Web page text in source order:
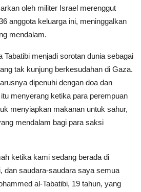
oleh militer Israel merenggut
anggota keluarga ini, meninggalkan
mendalam.
Tabatibi menjadi sorotan dunia sebagai
tak kunjung berkesudahan di Gaza.
dipenuhi dengan doa dan
menyerang ketika para perempuan
menyiapkan makanan untuk sahur,
mendalam bagi para saksi
ketika kami sedang berada di
dan saudara-saudara saya semua
al-Tabatibi, 19 tahun, yang